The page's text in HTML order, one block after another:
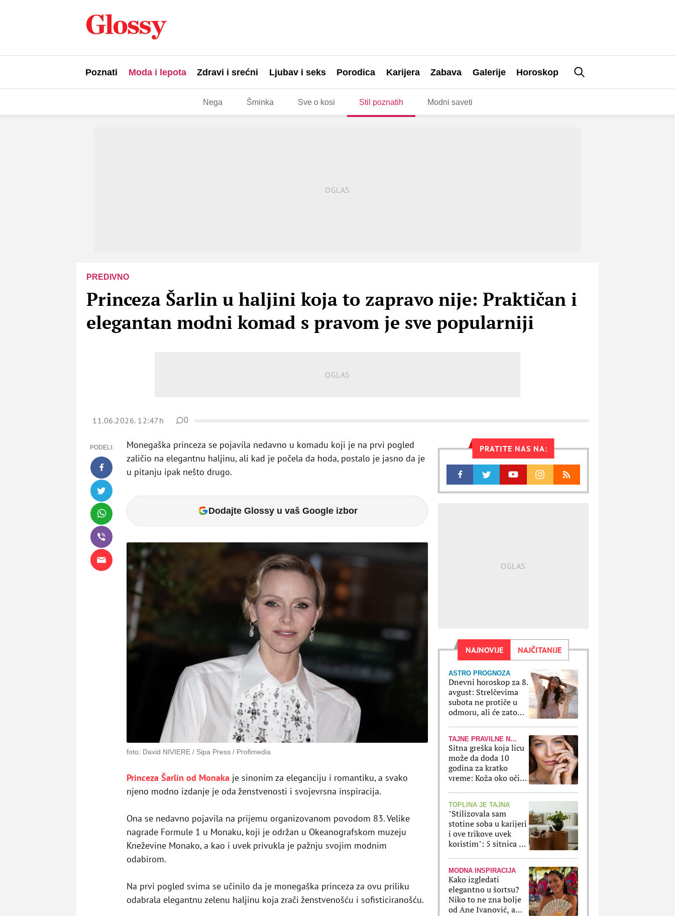
Poznati Moda i lepota Zdravi i srećni Ljubav i seks Porodica Karijera Zabava Galerije Horoskop
Nega Šminka Sve o kosi Stil poznatih Modni saveti
PREDIVNO
Princeza Šarlin u haljini koja to zapravo nije: Praktičan i
elegantan modni komad s pravom je sve popularniji
11.06.2026. 12:47h 0
PODELI:
Monegaška princeza se pojavila nedavno u komadu koji je na prvi pogled
zaličio na elegantnu haljinu, ali kad je počela da hoda, postalo je jasno da je
u pitanju ipak nešto drugo.
Dodajte Glossy u vaš Google izbor
foto: David NIVIERE / Sipa Press / Profimedia
Princeza Šarlin od Monaka je sinonim za eleganciju i romantiku, a svako
njeno modno izdanje je oda ženstvenosti i svojevrsna inspiracija.
Ona se nedavno pojavila na prijemu organizovanom povodom 83. Velike
nagrade Formule 1 u Monaku, koji je održan u Okeanografskom muzeju
Kneževine Monako, a kao i uvek privukla je pažnju svojim modnim
odabirom.
Na prvi pogled svima se učinilo da je monegaška princeza za ovu priliku
odabrala elegantnu zelenu haljinu koja zrači ženstvenošću i sofisticiranošću.
PRATITE NAS NA:
NAJNOVIJE NAJČITANIJE
ASTRO PROGNOZA
Dnevni horoskop za 8.
avgust: Strelčevima
subota ne protiče u
odmoru, ali će zato
TAJNE PRAVILNE NEGE
Sitna greška koja licu
može da doda 10
godina za kratko
vreme: Koža oko očiju
TOPLINA JE TAJNA
"Stilizovala sam
stotine soba u karijeri
i ove trikove uvek
koristim": 5 sitnica uz
MODNA INSPIRACIJA
Kako izgledati
elegantno u šortsu?
Niko to ne zna bolje
od Ane Ivanović, a